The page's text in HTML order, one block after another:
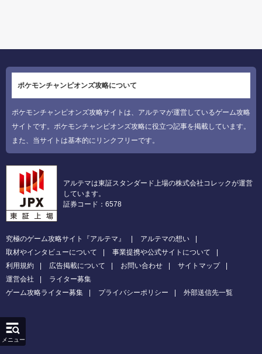
ポケモンチャンピオンズ攻略について
ポケモンチャンピオンズ攻略サイトは、アルテマが運営しているゲーム攻略
サイトです。ポケモンチャンピオンズ攻略に役立つ記事を掲載しています。
また、当サイトは基本的にリンクフリーです。
アルテマは東証スタンダード上場の株式会社コレックが運営
しています。
証券コード：6578
究極のゲーム攻略サイト『アルテマ』
アルテマの想い
取材やインタビューについて
事業提携や公式サイトについて
利用規約
広告掲載について お問い合わせ
サイトマップ
運営会社
ライター募集
ゲーム攻略ライター募集
プライバシーポリシー 外部送信先一覧
メニュー